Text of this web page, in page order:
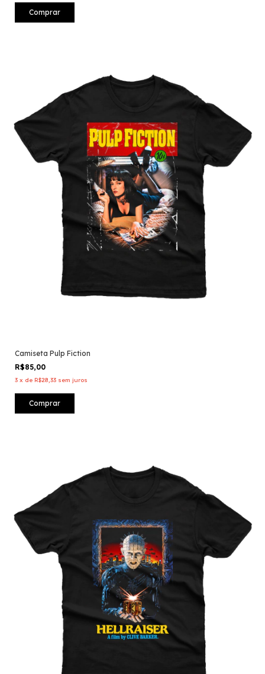
Comprar
Camiseta Pulp Fiction
R$85,00
3 x de R$28,33 sem juros
Comprar